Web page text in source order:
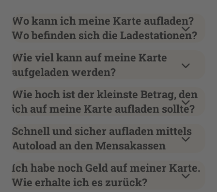
Wo kann ich meine Karte aufladen?
Wo befinden sich die Ladestationen?
Wie viel kann auf meine Karte
aufgeladen werden?
Wie hoch ist der kleinste Betrag, den
ich auf meine Karte aufladen sollte?
Schnell und sicher aufladen mittels
Autoload an den Mensakassen
Ich habe noch Geld auf meiner Karte.
Wie erhalte ich es zurück?